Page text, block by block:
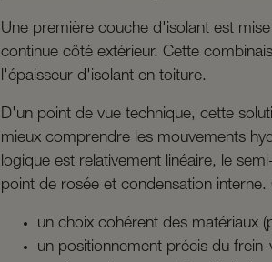
Une première couche d'isolant est
continue côté extérieur. Cette
l'épaisseur d'isolant en toiture.
D'un point de vue technique, cette
mieux comprendre les mouvements
logique est relativement linéaire, le
point de rosée et condensation
un choix cohérent des matériaux
un positionnement précis du